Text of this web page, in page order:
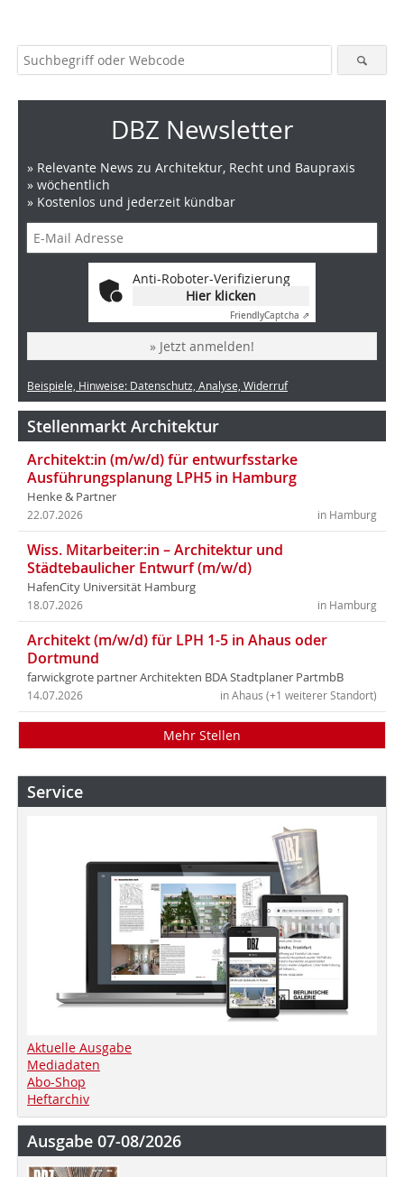
DBZ Newsletter
» Relevante News zu Architektur, Recht und Baupraxis
» wöchentlich
» Kostenlos und jederzeit kündbar
Anti-Roboter-Verifizierung
Hier klicken
FriendlyCaptcha ⇗
» Jetzt anmelden!
Beispiele, Hinweise: Datenschutz, Analyse, Widerruf
Stellenmarkt Architektur
Architekt:in (m/w/d) für entwurfsstarke
Ausführungsplanung LPH5 in Hamburg
Henke & Partner
in Hamburg
22.07.2026
Wiss. Mitarbeiter:in – Architektur und
Städtebaulicher Entwurf (m/w/d)
HafenCity Universität Hamburg
in Hamburg
18.07.2026
Architekt (m/w/d) für LPH 1-5 in Ahaus oder
Dortmund
farwickgrote partner Architekten BDA Stadtplaner PartmbB
in Ahaus (+1 weiterer Standort)
14.07.2026
Mehr Stellen
Service
Aktuelle Ausgabe
Mediadaten
Abo-Shop
Heftarchiv
Ausgabe 07-08/2026